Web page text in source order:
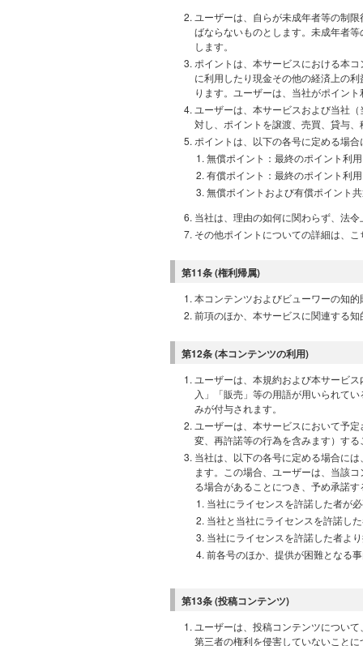
ユーザーは、自らが未成年者等の制
ばならないものとします。未成年者
します。
ポイントは、本サービスにおける本
に利用したり現金その他の経済上の
ります。ユーザーは、当社がポイン
ユーザーは、本サービスおよび当社
対し、ポイントを譲渡、売買、貸与
ポイントは、以下の各号に定める場
無償ポイント：最終のポイント利
有償ポイント：最終のポイント利
無償ポイントおよび有償ポイント
当社は、理由の如何に関わらず、法
その他ポイントについての詳細は、
第11条 (権利帰属)
本コンテンツおよびビューワーの知
前項のほか、本サービスに関連する
第12条 (本コンテンツの利用)
ユーザーは、本規約および本サービ
入」「販売」等の用語が用いられて
みが付与されます。
ユーザーは、本サービスにおいて予
変、再許諾等の行為を含みます）す
当社は、以下の各号に定める場合に
ます。この場合、ユーザーは、当該
る場合があることにつき、予め承諾
当社にライセンスを許諾した者が
当社と当社にライセンスを許諾し
当社にライセンスを許諾した者よ
前各号のほか、提供が困難となる
第13条 (投稿コンテンツ)
ユーザーは、投稿コンテンツについ
第三者の権利を侵害していないこと